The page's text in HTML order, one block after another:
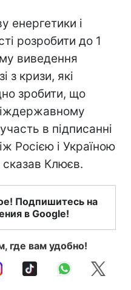
енергетики і
розробити до 1
виведення
з кризи, які
зробити, що
в підписанні
Росією і Україною
Клюєв.
Подпишитесь на
в Google!
где вам удобно!